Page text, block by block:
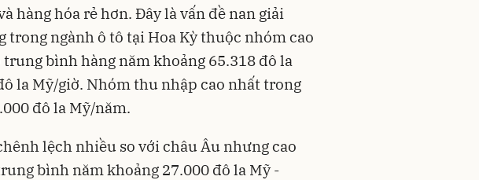
hàng hóa rẻ hơn. Đây là vấn đề nan giải
trong ngành ô tô tại Hoa Kỳ thuộc nhóm cao
bình hàng năm khoảng 65.318 đô la
la Mỹ/giờ. Nhóm thu nhập cao nhất trong
đô la Mỹ/năm.
lệch nhiều so với châu Âu nhưng cao
bình năm khoảng 27.000 đô la Mỹ -